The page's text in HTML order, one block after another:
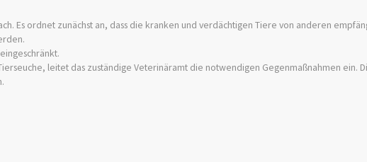
Es ordnet zunächst an, dass die kranken und verdächtigen Tiere von anderen
leitet das zuständige Veterinäramt die notwendigen Gegenmaßnahmen ein.